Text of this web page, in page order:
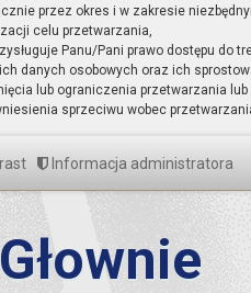
przez okres i w zakresie
celu przetwarzania,
Panu/Pani prawo dostępu do
danych osobowych oraz ich
lub ograniczenia przetwarzania lub
sprzeciwu wobec
Informacja administratora